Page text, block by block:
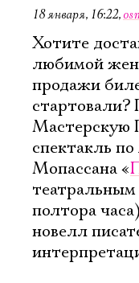
18 января, 16:22,
Хотите
любимой
продажи
стартовали?
Мастерскую
спектакль
Мопассана «
театральным
полтора
новелл